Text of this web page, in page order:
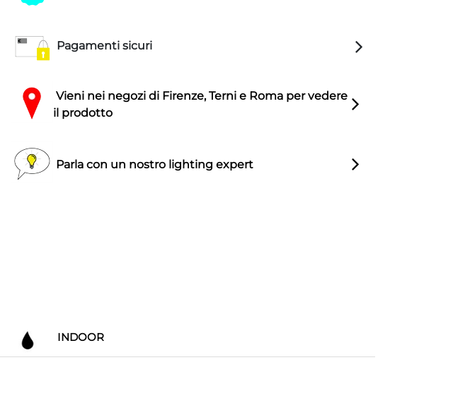
Pagamenti sicuri
Vieni nei negozi di Firenze, Terni e Roma per vedere
il prodotto
Parla con un nostro lighting expert
INDOOR